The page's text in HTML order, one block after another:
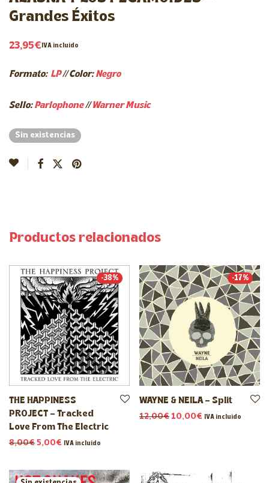
Grandes Éxitos
23,95€IVA incluido
Formato: LP// Color:Negro
Sello:Parlophone//Warner Music
Sin existencias
Productos relacionados
-38%
THE HAPPINESS
PROJECT – Tracked
Love From The Electric
8,00€ El precio original era: 8,00€.
5,00€ El precio actual es: 5,00€.
IVA incluido
-17%
WAYNE & NEILA – Split
12,00€ El precio original era:
10,00€ El precio actual
IVA incluido